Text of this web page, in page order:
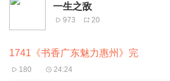
一生之敌
973 20
1741《书香广东魅力惠州》完
180 24:24